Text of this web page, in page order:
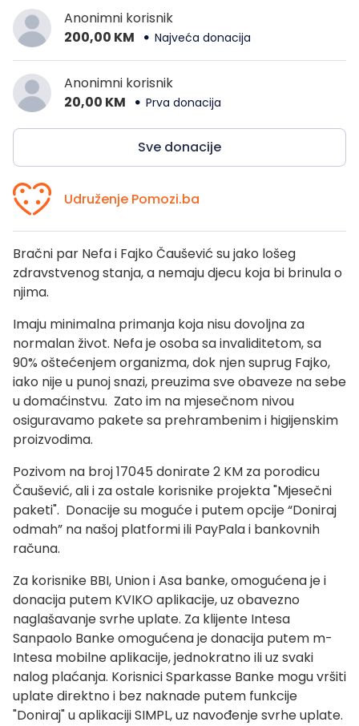
Anonimni korisnik
200,00 KM
Najveća donacija
Anonimni korisnik
20,00 KM
Prva donacija
Sve donacije
Udruženje Pomozi.ba
Bračni par Nefa i Fajko Čaušević su jako lošeg
zdravstvenog stanja, a nemaju djecu koja bi brinula o
njima.
Imaju minimalna primanja koja nisu dovoljna za
normalan život. Nefa je osoba sa invaliditetom, sa
90% oštećenjem organizma, dok njen suprug Fajko,
iako nije u punoj snazi, preuzima sve obaveze na sebe
u domaćinstvu. Zato im na mjesečnom nivou
osiguravamo pakete sa prehrambenim i higijenskim
proizvodima.
Pozivom na broj 17045 donirate 2 KM za porodicu
Čaušević, ali i za ostale korisnike projekta "Mjesečni
paketi". Donacije su moguće i putem opcije “Doniraj
odmah” na našoj platformi ili PayPala i bankovnih
računa.
Za korisnike BBI, Union i Asa banke, omogućena je i
donacija putem KVIKO aplikacije, uz obavezno
naglašavanje svrhe uplate. Za klijente Intesa
Sanpaolo Banke omogućena je donacija putem m-
Intesa mobilne aplikacije, jednokratno ili uz svaki
nalog plaćanja. Korisnici Sparkasse Banke mogu vršiti
uplate direktno i bez naknade putem funkcije
"Doniraj" u aplikaciji SIMPL, uz navođenje svrhe uplate.